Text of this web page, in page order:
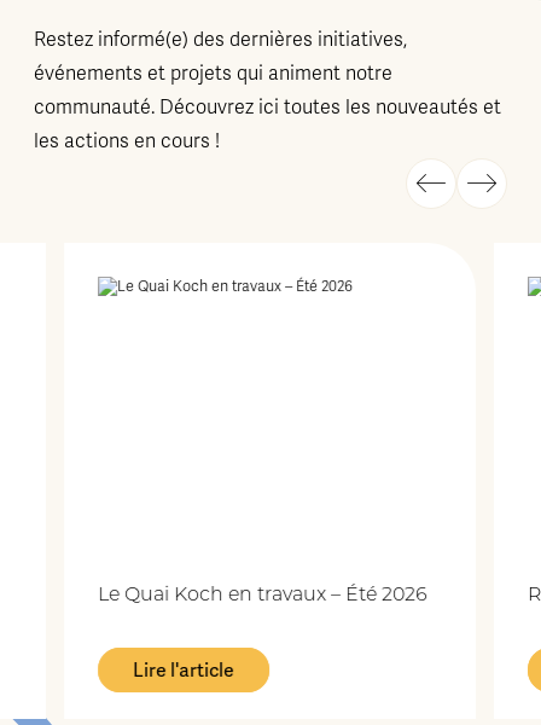
Restez informé(e) des dernières initiatives,
événements et projets qui animent notre
communauté. Découvrez ici toutes les nouveautés et
les actions en cours !
Le Quai Koch en travaux – Été 2026
Lire l'article
Replay :
Lire